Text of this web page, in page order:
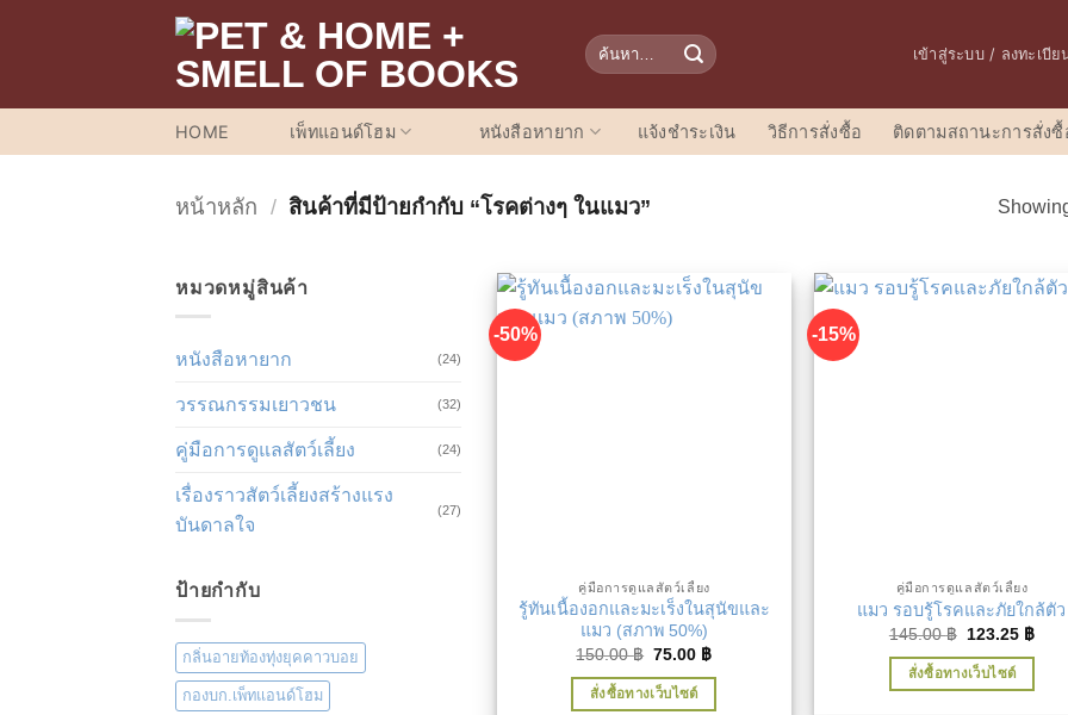
ค้นหา:
เข้าสู่ระบบ / ลงทะเบีย
HOME เพ็ทแอนด์โฮม หนังสือหายาก แจ้งชำระเงิน วิธีการสั่งซื้อ ติดตามสถานะการสั่งซื้
หน้าหลัก / สินค้าที่มีป้ายกำกับ “โรคต่างๆ ในแมว”
หมวดหมู่สินค้า
หนังสือหายาก (24)
วรรณกรรมเยาวชน (32)
คู่มือการดูแลสัตว์เลี้ยง (24)
เรื่องราวสัตว์เลี้ยงสร้างแรง
บันดาลใจ
(27)
ป้ายกำกับ
กลิ่นอายท้องทุ่งยุคคาวบอย
กองบก.เพ็ทแอนด์โฮม
-50%
คู่มือการดูแลสัตว์เลี้ยง
รู้ทันเนื้องอกและมะเร็งในสุนัขและ
แมว (สภาพ 50%)
150.00฿ Original
was:
150.00 ฿.
75.00 ฿Current
สั่งซื้อทางเว็บไซต์
-15%
คู่มือการดูแลสัตว์เลี้ยง
แมว รอบรู้โรคและภัยใกล้ตัว
145.00฿ Original
was:
145.00 ฿.
123.25 ฿
สั่งซื้อทางเว็บไซต์